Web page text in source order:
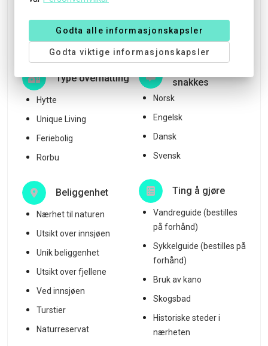
Gjestekjøkken innendørs
og utendørs
Type overnatting
Hytte
Unique Living
Feriebolig
Rorbu
Beliggenhet
Nærhet til naturen
Utsikt over innsjøen
Unik beliggenhet
Utsikt over fjellene
Ved innsjøen
Turstier
Naturreservat
Røykvarslere
Førstehjelp
snakkes
Norsk
Engelsk
Dansk
Svensk
Ting å gjøre
Vandreguide (bestilles
på forhånd)
Sykkelguide (bestilles på
forhånd)
Bruk av kano
Skogsbad
Historiske steder i
nærheten
Godta alle informasjonskapsler
Godta viktige informasjonskapsler